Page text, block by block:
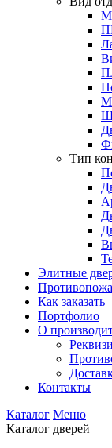
Тип
Элитные
Как заказать
Портфолио
О
Контакты
Каталог Меню
Каталог дверей